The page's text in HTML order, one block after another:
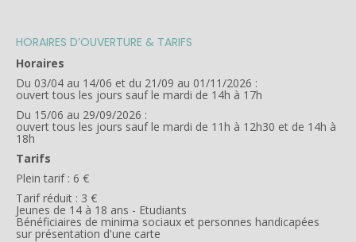
HORAIRES D’OUVERTURE & TARIFS
Horaires
Du 03/04 au 14/06 et du 21/09 au 01/11/2026 :
ouvert tous les jours sauf le mardi de 14h à 17h
Du 15/06 au 29/09/2026 :
ouvert tous les jours sauf le mardi de 11h à 12h30 et de 14h à
18h
Tarifs
Plein tarif : 6 €
Tarif réduit : 3 €
Jeunes de 14 à 18 ans - Etudiants
Bénéficiaires de minima sociaux et personnes handicapées
sur présentation d'une carte